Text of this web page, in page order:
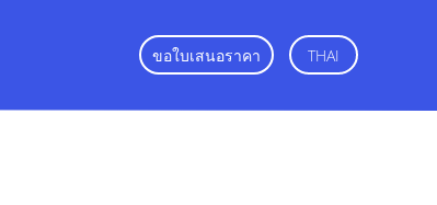
ขอใบเสนอราคา THAI